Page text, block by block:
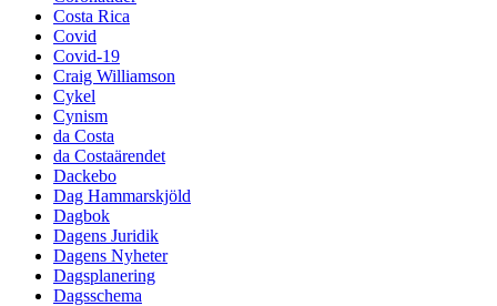
Costa Rica
Covid
Covid-19
Craig Williamson
Cykel
Cynism
da Costa
da Costaärendet
Dackebo
Dag Hammarskjöld
Dagbok
Dagens Juridik
Dagens Nyheter
Dagsplanering
Dagsschema